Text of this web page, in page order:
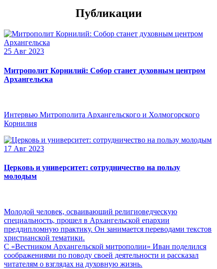
Публикации
25 Авг 2023
Митрополит Корнилий: Собор станет духовным центром
Архангельска
Интервью Митрополита Архангельского и Холмогорского
Корнилия
17 Авг 2023
Церковь и университет: сотрудничество на пользу
молодым
Молодой человек, осваивающий религиоведческую
специальность, прошел в Архангельской епархии
преддипломную практику. Он занимается переводами текстов
христианской тематики.
С «Вестником Архангельской митрополии» Иван поделился
соображениями по поводу своей деятельности и рассказал
читателям о взглядах на духовную жизнь.